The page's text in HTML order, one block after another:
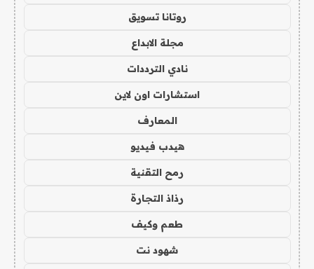
روتانا تسويق
مجلة الابداع
نادي الترددات
استشارات اون لاين
المعارف
هيدب فيديو
رمح التقنية
رذاذ التجارة
طعم وكيف
شهود نت